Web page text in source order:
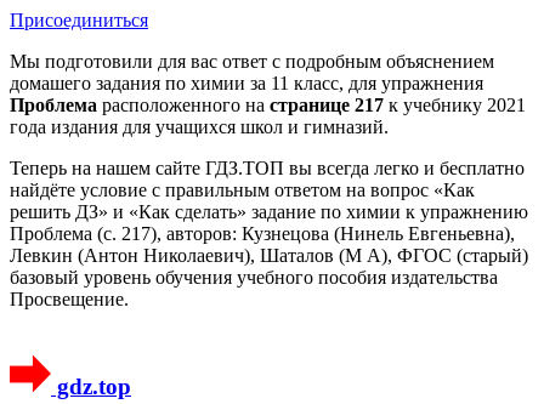
Присоединиться
Мы подготовили для вас ответ c подробным объяснением
домашего задания по химии за 11 класс, для упражнения
Проблема расположенного на странице 217 к учебнику 2021
года издания для учащихся школ и гимназий.
Теперь на нашем сайте ГДЗ.ТОП вы всегда легко и бесплатно
найдёте условие с правильным ответом на вопрос «Как
решить ДЗ» и «Как сделать» задание по химии к упражнению
Проблема (с. 217), авторов: Кузнецова (Нинель Евгеньевна),
Левкин (Антон Николаевич), Шаталов (М А), ФГОС (старый)
базовый уровень обучения учебного пособия издательства
Просвещение.
gdz.top